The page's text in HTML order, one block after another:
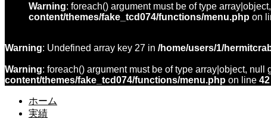
Warning: foreach() argument must be of type
content/themes/fake_tcd074/functions/menu.php on
Warning: Undefined array key 27 in /home/users/1/
Warning: foreach() argument must be of type array|object, null
content/themes/fake_tcd074/functions/menu.php on line 42
ホーム
実績